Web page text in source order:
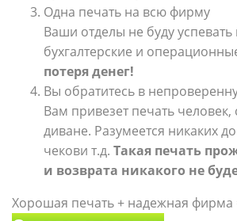
Одна печать на всю фирму
Ваши отделы не буду
бухгалтерские и
потеря денег!
Вы обратитесь в
Вам привезет печать
диване. Разумеется никаких
чекови т.д. Такая печать
и возврата никакого не
Хорошая печать + надежная фирма